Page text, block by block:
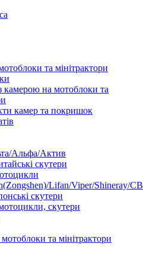
та мінітрактори
на мотоблоки та
камер та покришок
Альфа/Актив
скутери
Lifan/Viper/Shineray/CB
скутери
скутери
та мінітрактори